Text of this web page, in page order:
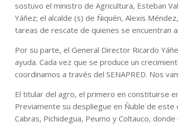
sostuvo el ministro de Agricultura, Esteban
Yáñez; el alcalde (s) de Ñiquén, Alexis
tareas de rescate de quienes se encuentran
Por su parte, el General Director Ricardo
ayuda. Cada vez que se produce un
coordinamos a través del SENAPRED. Nos
El titular del agro, el primero en constituirse
Previamente su despliegue en Ñuble de este
Cabras, Pichidegua, Peumo y Coltauco,